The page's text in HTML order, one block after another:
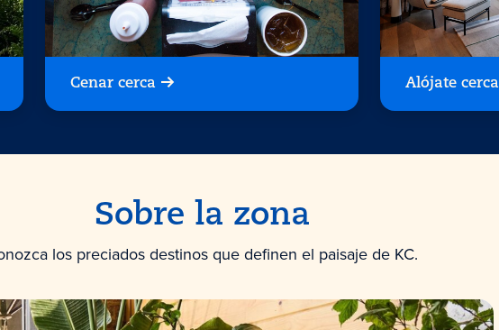
Cenar cerca Alójate cerca
Sobre la zona
los preciados destinos que definen el paisaje de KC.